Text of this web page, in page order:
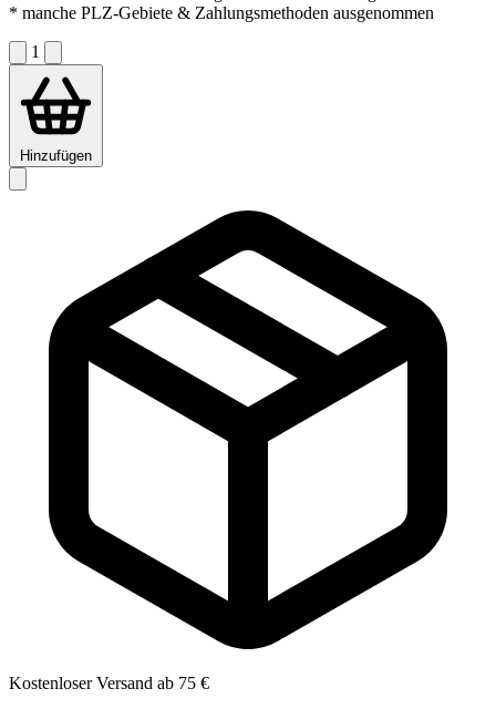
* manche PLZ-Gebiete & Zahlungsmethoden ausgenommen
1
Hinzufügen
Kostenloser Versand ab 75 €